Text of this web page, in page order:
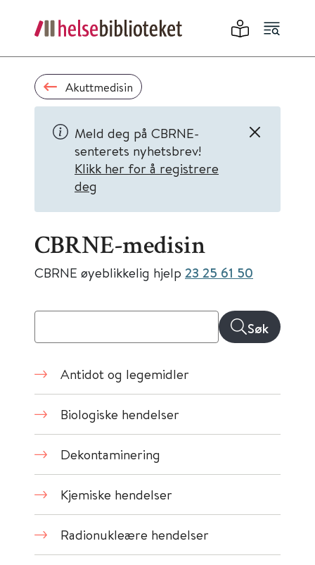
Akuttmedisin
Meld deg på CBRNE-
senterets nyhetsbrev!
Klikk her for å registrere
deg
CBRNE-medisin
CBRNE øyeblikkelig hjelp 23 25 61 50
Søk
Antidot og legemidler
Biologiske hendelser
Dekontaminering
Kjemiske hendelser
Radionukleære hendelser